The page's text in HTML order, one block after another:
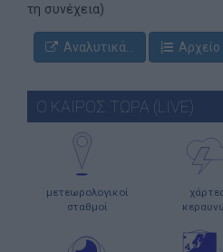
τη συνέχεια)
Αναλυτικά...
Ο ΚΑΙΡΟΣ ΤΩΡΑ (LIVE)
μετεωρολογικοί
σταθμοί